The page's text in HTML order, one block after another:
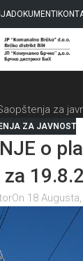
DOKUMENTI
za
ZA JAVNOST
o
On 18